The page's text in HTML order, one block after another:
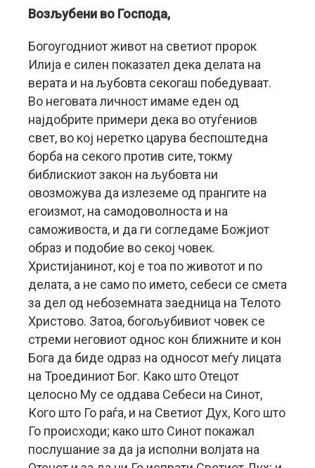
Возљубени во Господа,
Богоугодниот живот на светиот пророк
Илија е силен показател дека делата на
верата и на љубовта секогаш победуваат.
Во неговата личност имаме еден од
најдобрите примери дека во отуѓениов
свет, во кој неретко царува беспоштедна
борба на секого против сите, токму
библискиот закон на љубовта ни
овозможува да излеземе од прангите на
егоизмот, на самодоволноста и на
саможивоста, и да ги согледаме Божјиот
образ и подобие во секој човек.
Христијанинот, кој е тоа по животот и по
делата, а не само по името, себеси се смета
за дел од небоземната заедница на Телото
Христово. Затоа, богољубивиот човек се
стреми неговиот однос кон ближните и кон
Бога да биде одраз на односот меѓу лицата
на Троединиот Бог. Како што Отецот
целосно Му се оддава Себеси на Синот,
Кого што Го раѓа, и на Светиот Дух, Кого што
Го происходи; како што Синот покажал
послушание за да ја исполни волјата на